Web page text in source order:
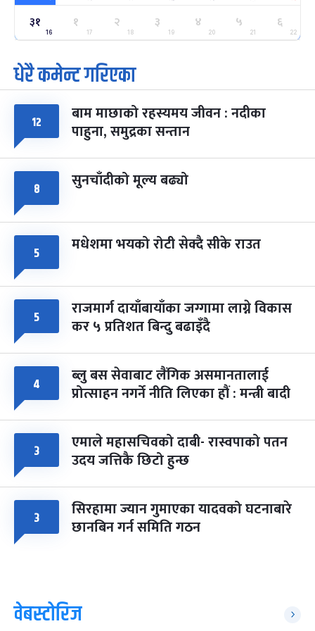
२५
मंगल
ग्याल्पो ल्होसार
फाल्गुन २५, २०८३ Mar 9, 2027
७ महिना बाँकी
७
आइत
पूर्णिमा व्रत
चैत्र ७, २०८३-Mar 21, 2027
८
सोम
फागुपूर्णिमा
चैत्र ८, २०८३-Mar 22, 2027
७ महिना बाँकी
३१
16
१
17
२
18
३
19
४
20
५
21
६
22
धेरै कमेन्ट गरिएका
१२ बाम माछाको रहस्यमय जीवन : नदीका
पाहुना, समुद्रका सन्तान
८ सुनचाँदीको मूल्य बढ्यो
५ मधेशमा भयको रोटी सेक्दै सीके राउत
५ राजमार्ग दायाँबायाँका जग्गामा लाग्ने विकास
कर ५ प्रतिशत बिन्दु बढाइँदै
४ ब्लु बस सेवाबाट लैंगिक असमानतालाई
प्रोत्साहन नगर्ने नीति लिएका हौं : मन्त्री बादी
३ एमाले महासचिवको दाबी- रास्वपाको पतन
उदय जत्तिकै छिटो हुन्छ
३ सिरहामा ज्यान गुमाएका यादवको घटनाबारे
छानबिन गर्न समिति गठन
वेबस्टोरिज